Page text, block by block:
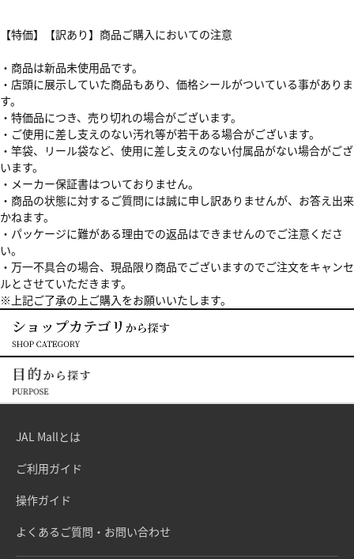
【特価】【訳あり】商品ご購入においての注意
・商品は新品未使用品です。
・店頭に展示していた商品もあり、価格シールがついている事がありま
す。
・特価品につき、売り切れの場合がございます。
・ご使用に差し支えのない汚れ等が若干ある場合がございます。
・竿袋、リール袋など、使用に差し支えのない付属品がない場合がござ
います。
・メーカー保証書はついておりません。
・商品の状態に対するご質問には誠に申し訳ありませんが、お答え出来
かねます。
・パッケージに難がある理由での返品はできませんのでご注意くださ
い。
・万一不具合の場合、現品限り商品でございますのでご注文をキャンセ
ルとさせていただきます。
※上記ご了承の上ご購入をお願いいたします。
JAL Mallとは
ご利用ガイド
操作ガイド
よくあるご質問・お問い合わせ